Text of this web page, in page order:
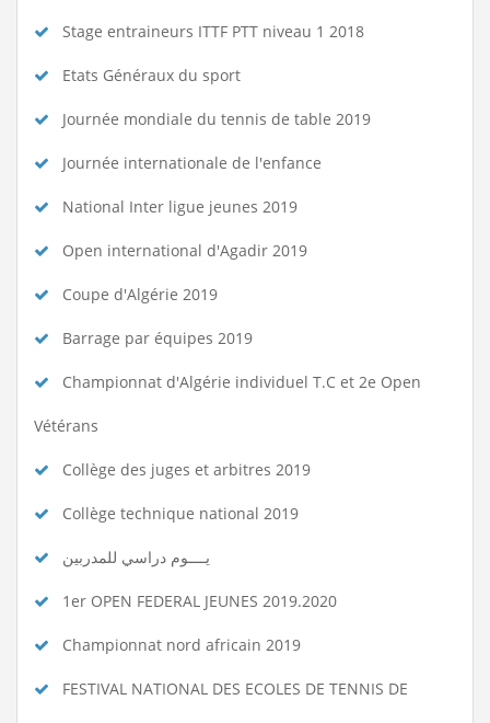
Stage entraineurs ITTF PTT niveau 1 2018
Etats Généraux du sport
Journée mondiale du tennis de table 2019
Journée internationale de l'enfance
National Inter ligue jeunes 2019
Open international d'Agadir 2019
Coupe d'Algérie 2019
Barrage par équipes 2019
Championnat d'Algérie individuel T.C et 2e Open
Vétérans
Collège des juges et arbitres 2019
Collège technique national 2019
يــــوم دراسي للمدربين
1er OPEN FEDERAL JEUNES 2019.2020
Championnat nord africain 2019
FESTIVAL NATIONAL DES ECOLES DE TENNIS DE